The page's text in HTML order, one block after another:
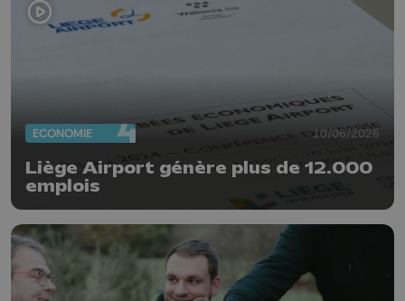
ECONOMIE 10/06/2026
Liège Airport génère plus de 12.000
emplois